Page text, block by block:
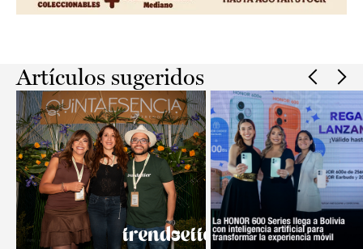
Artículos sugeridos